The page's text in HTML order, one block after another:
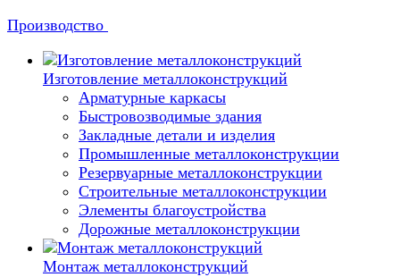
Производство
Изготовление металлоконструкций
Арматурные каркасы
Быстровозводимые здания
Закладные детали и изделия
Промышленные металлоконструкции
Резервуарные металлоконструкции
Строительные металлоконструкции
Элементы благоустройства
Дорожные металлоконструкции
Монтаж металлоконструкций